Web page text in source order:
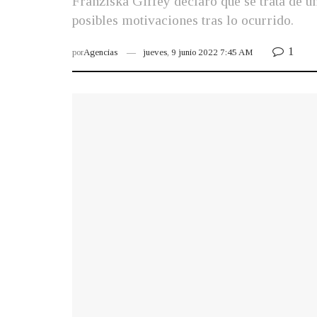
posibles motivaciones tras lo ocurrido.
porAgencias jueves, 9 junio 2022 7:45 AM 1